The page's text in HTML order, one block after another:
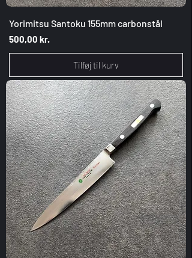
Yorimitsu Santoku 155mm carbonstål
Pris
500,00 kr.
Tilføj til kurv